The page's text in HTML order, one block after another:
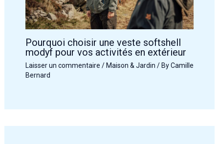
Pourquoi choisir une veste softshell
modyf pour vos activités en extérieur
Laisser un commentaire / Maison & Jardin / ByCamille
Bernard